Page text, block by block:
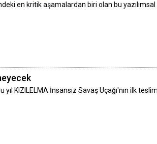
en kritik aşamalardan biri olan bu
KIZILELMA İnsansız Savaş Uçağı'nın ilk